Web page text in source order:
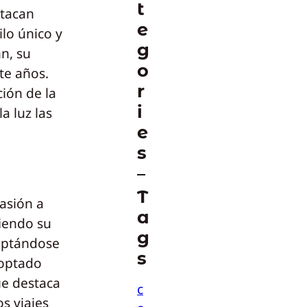
único y
su
años.
de la
luz las
a
su
destaca
viajes
t
e
g
o
r
i
e
s
T
a
g
s
c